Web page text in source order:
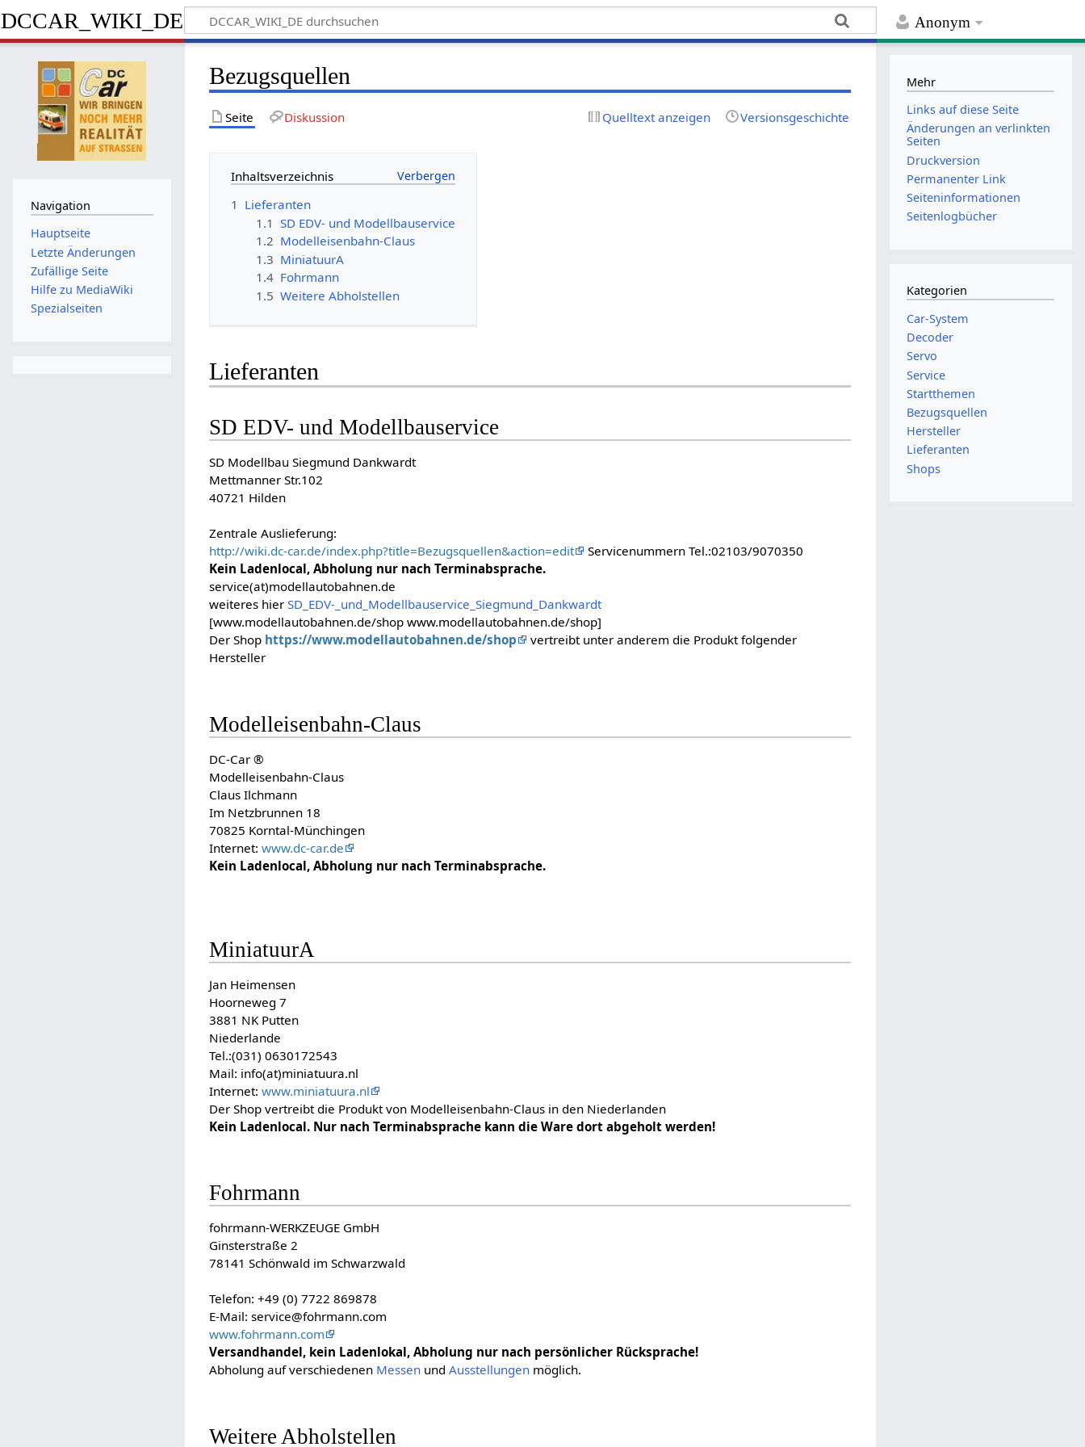
Anonym
DCCAR_WIKI_DE
Bezugsquellen
Seite Diskussion Quelltext anzeigen Versionsgeschichte
Inhaltsverzeichnis
1 Lieferanten
1.1 SD EDV- und Modellbauservice
1.2 Modelleisenbahn-Claus
1.3 MiniatuurA
1.4 Fohrmann
1.5 Weitere Abholstellen
Lieferanten
SD EDV- und Modellbauservice
SD Modellbau Siegmund Dankwardt
Mettmanner Str.102
40721 Hilden
Zentrale Auslieferung:
http://wiki.dc-car.de/index.php?title=Bezugsquellen&action=edit
Servicenummern Tel.:02103/9070350
Kein Ladenlocal, Abholung nur nach Terminabsprache.
service(at)modellautobahnen.de
weiteres hierSD_EDV-_und_Modellbauservice_Siegmund_Dankwardt
[www.modellautobahnen.de/shop www.modellautobahnen.de/shop]
Der Shop https://www.modellautobahnen.de/shop
vertreibt unter anderem die Produkt folgender
Hersteller
Modelleisenbahn-Claus
DC-Car ®
Modelleisenbahn-Claus
Claus Ilchmann
Im Netzbrunnen 18
70825 Korntal-Münchingen
Internet:www.dc-car.de
Kein Ladenlocal, Abholung nur nach Terminabsprache.
MiniatuurA
Jan Heimensen
Hoorneweg 7
3881 NK Putten
Niederlande
Tel.:(031) 0630172543
Mail: info(at)miniatuura.nl
Internet:www.miniatuura.nl
Der Shop vertreibt die Produkt von Modelleisenbahn-Claus in den Niederlanden
Kein Ladenlocal. Nur nach Terminabsprache kann die Ware dort abgeholt werden!
Fohrmann
fohrmann-WERKZEUGE GmbH
Ginsterstraße 2
78141 Schönwald im Schwarzwald
Telefon: +49 (0) 7722 869878
E-Mail: service@fohrmann.com
www.fohrmann.com
Versandhandel, kein Ladenlokal, Abholung nur nach persönlicher Rücksprache!
Abholung auf verschiedenen Messen undAusstellungen möglich.
Weitere Abholstellen
Navigation
Hauptseite
Letzte Änderungen
Zufällige Seite
Hilfe zu MediaWiki
Spezialseiten
Mehr
Links auf diese Seite
Änderungen an verlinkten
Seiten
Druckversion
Permanenter Link
Seiten­­informationen
Seitenlogbücher
Kategorien
Car-System
Decoder
Servo
Service
Startthemen
Bezugsquellen
Hersteller
Lieferanten
Shops